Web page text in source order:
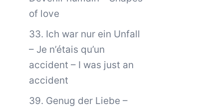
of love
33. Ich war nur ein Unfall
– Je n’étais qu’un
accident – I was just an
accident
39. Genug der Liebe –